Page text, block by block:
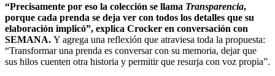
“Precisamente por eso la colección se llama Transparencia,
porque cada prenda se deja ver con todos los detalles que su
elaboración implicó”, explica Crocker en conversación con
SEMANA. Y agrega una reflexión que atraviesa toda la propuesta:
“Transformar una prenda es conversar con su memoria, dejar que
sus hilos cuenten otra historia y permitir que resurja con voz propia”.